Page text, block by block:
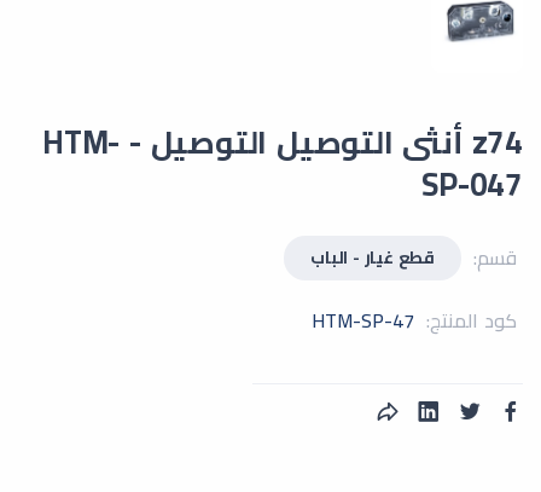
z74 أنثى التوصيل التوصيل - HTM-
SP-047
قسم: قطع غيار - الباب
كود المنتج: HTM-SP-47